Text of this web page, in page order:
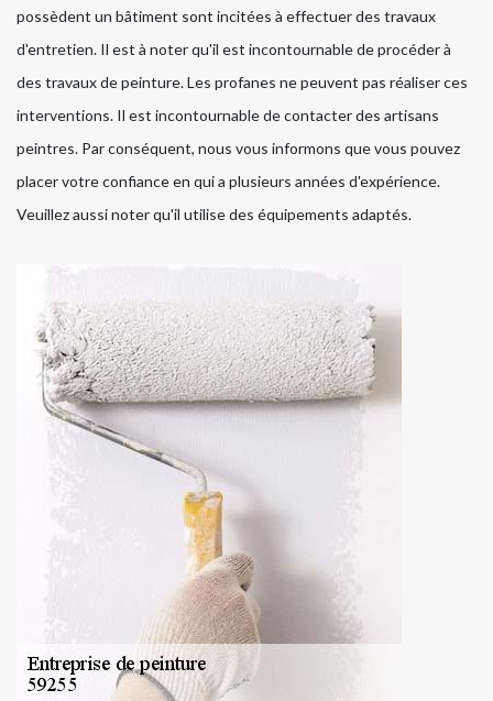
possèdent un bâtiment sont incitées à effectuer des travaux
d'entretien. Il est à noter qu'il est incontournable de procéder à
des travaux de peinture. Les profanes ne peuvent pas réaliser ces
interventions. Il est incontournable de contacter des artisans
peintres. Par conséquent, nous vous informons que vous pouvez
placer votre confiance en qui a plusieurs années d'expérience.
Veuillez aussi noter qu'il utilise des équipements adaptés.